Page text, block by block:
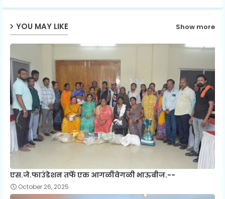
YOU MAY LIKE Show more
एस.जे.फाउंडेशन तर्फे एक आगळीवेगळी भाऊबीज.--
October 26, 2025